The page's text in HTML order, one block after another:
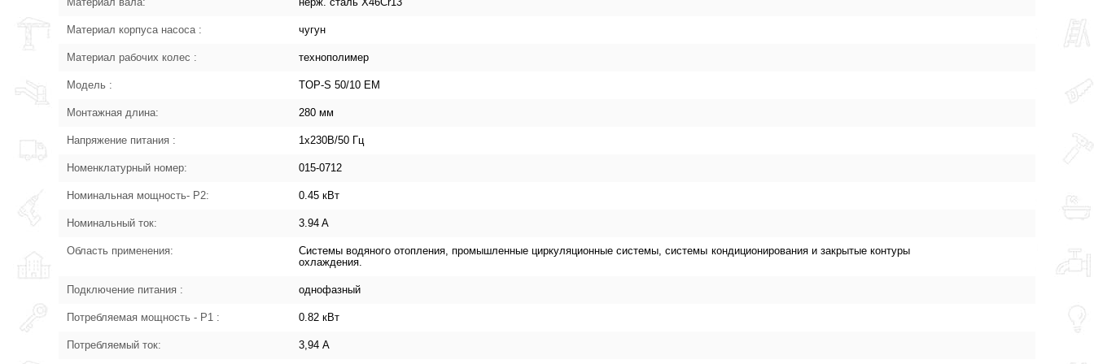
Материал корпуса насоса : чугун
Материал рабочих колес : технополимер
Модель : TOP-S 50/10 EM
Монтажная длина: 280 мм
Напряжение питания : 1х230В/50 Гц
Номенклатурный номер: 015-0712
Номинальная мощность- P2: 0.45 кВт
Номинальный ток: 3.94 A
Область применения:
Системы водяного отопления, промышленные циркуляционные системы, системы кондиционирования и закрытые контуры
охлаждения.
Подключение питания : однофазный
Потребляемая мощность - P1 : 0.82 кВт
Потребляемый ток: 3,94 А